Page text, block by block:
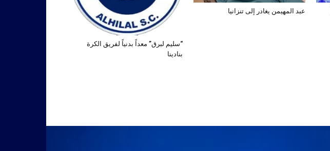
“سليم لبرق” معداً بدنياً لفريق الكرة
بنادينا
عبد المهيمن يغادر إلى تنزانيا